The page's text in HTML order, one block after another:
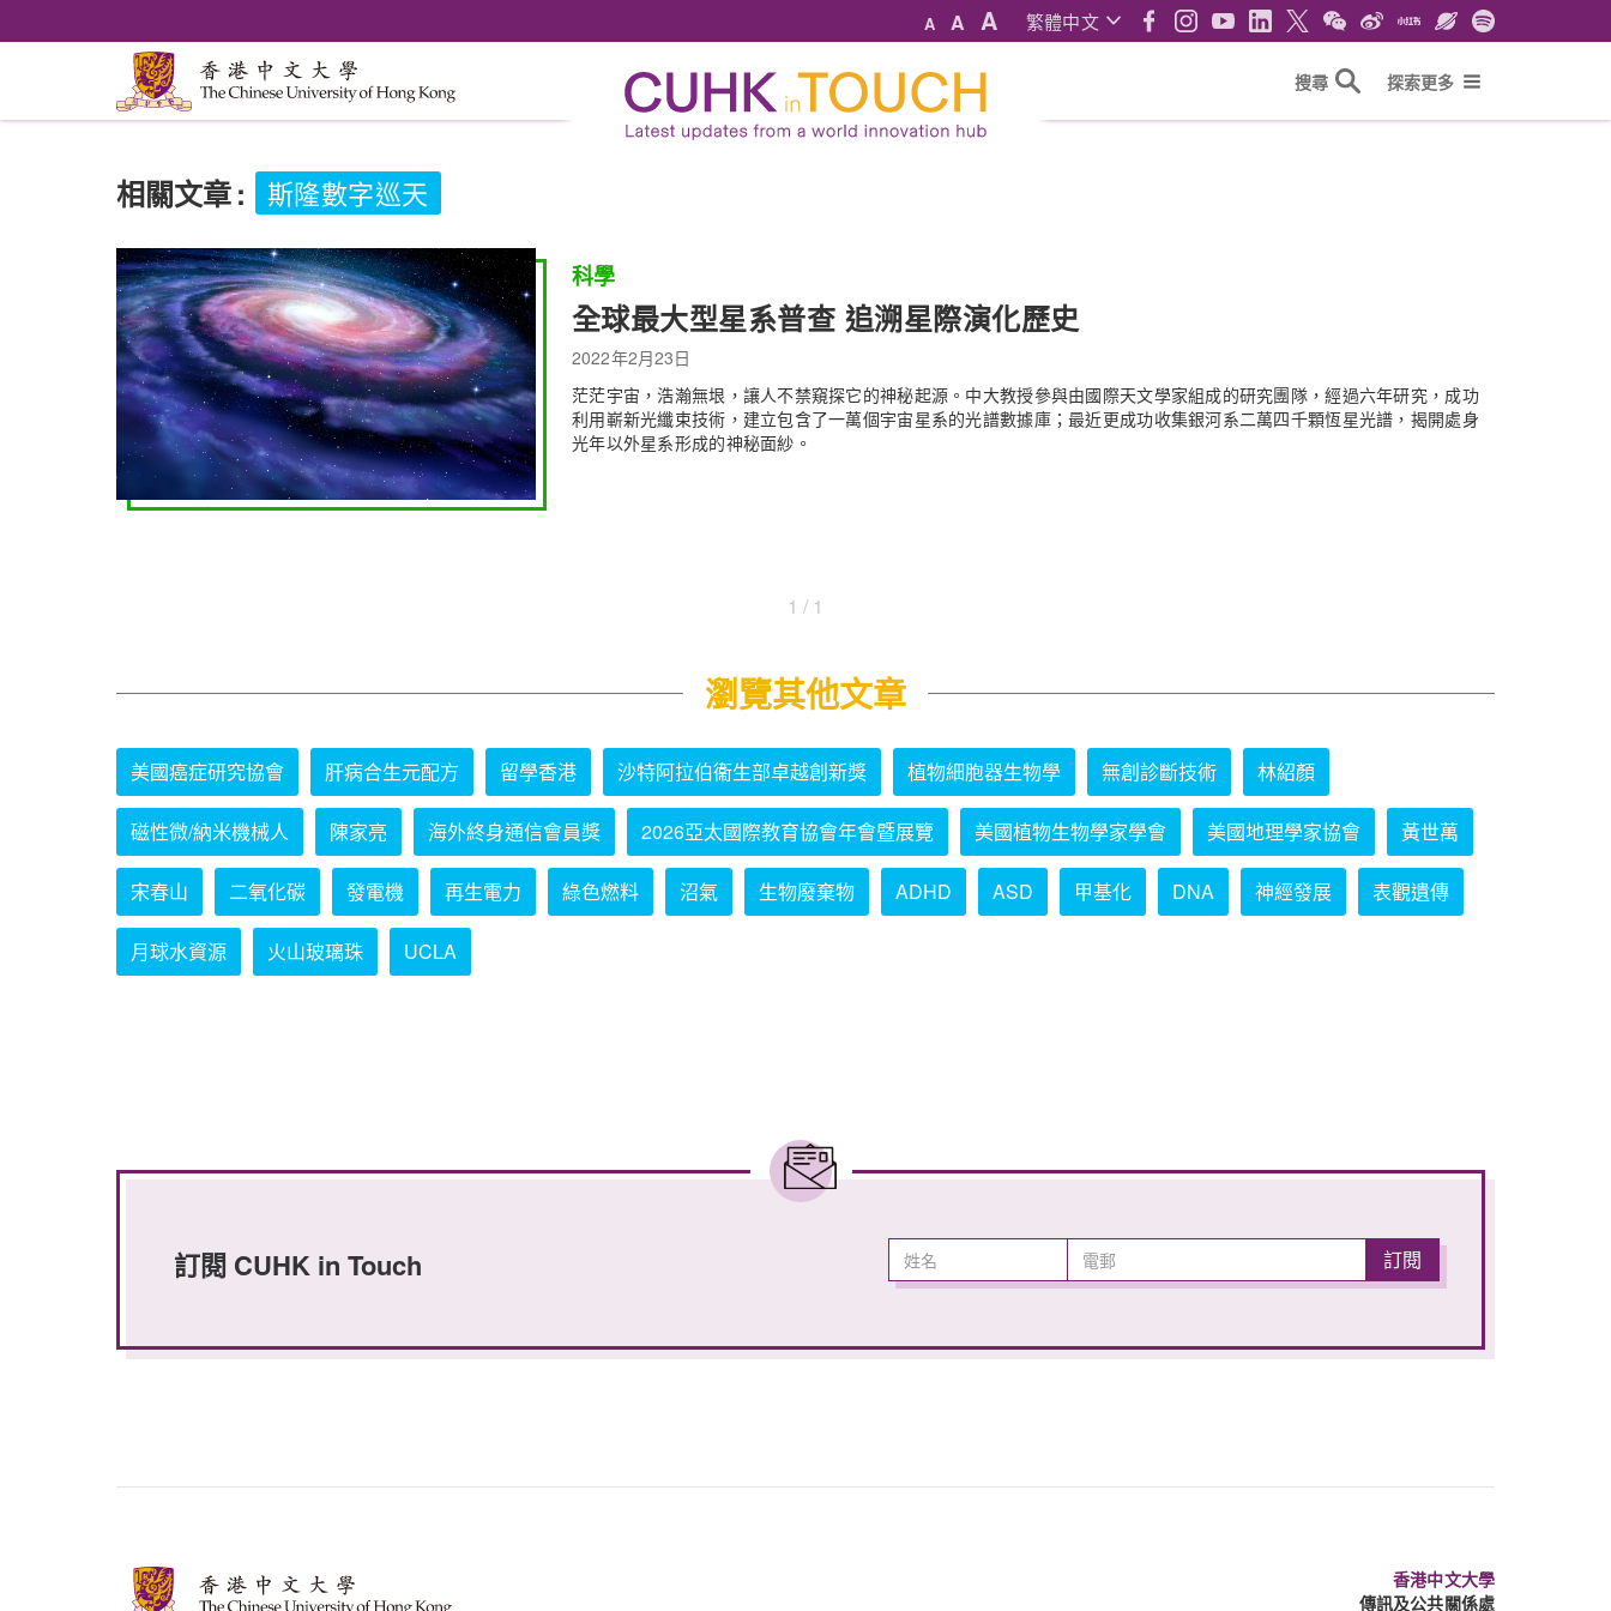
A A A 繁體中文
搜尋 探索更多
相關文章: 斯隆數字巡天
科學
全球最大型星系普查 追溯星際演化歷史
2022年2月23日
茫茫宇宙，浩瀚無垠，讓人不禁窺探它的神秘起源。中大教授參與由國際天文學家組成的研究團隊，經過六年研究，成功
利用嶄新光纖束技術，建立包含了一萬個宇宙星系的光譜數據庫；最近更成功收集銀河系二萬四千顆恆星光譜，揭開處身
光年以外星系形成的神秘面紗。
1 / 1
瀏覽其他文章
美國癌症研究協會 肝病合生元配方 留學香港 沙特阿拉伯衞生部卓越創新獎 植物細胞器生物學 無創診斷技術 林紹顏
磁性微/納米機械人 陳家亮 海外終身通信會員獎 2026亞太國際教育協會年會暨展覽 美國植物生物學家學會 美國地理學家協會 黃世萬
宋春山 二氧化碳 發電機 再生電力 綠色燃料 沼氣 生物廢棄物 ADHD ASD 甲基化 DNA 神經發展 表觀遺傳
月球水資源 火山玻璃珠 UCLA
訂閱 CUHK in Touch
香港中文大學
傳訊及公共關係處